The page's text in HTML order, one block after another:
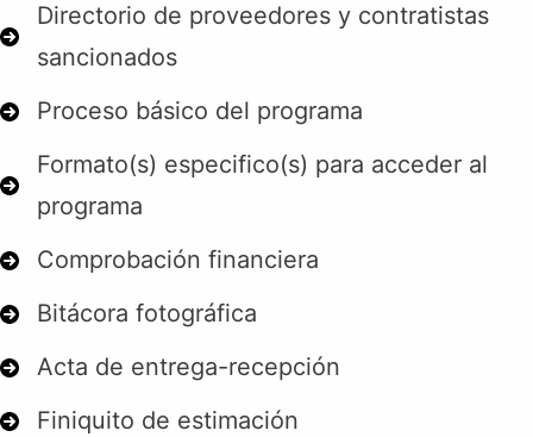
Directorio de proveedores y contratistas
sancionados
Proceso básico del programa
Formato(s) especifico(s) para acceder al
programa
Comprobación financiera
Bitácora fotográfica
Acta de entrega-recepción
Finiquito de estimación